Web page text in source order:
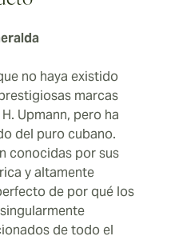
puros cubanos más
no haya existido
marcas
Upmann, pero ha
del puro cubano.
conocidas por sus
y altamente
de por qué los
de todo el